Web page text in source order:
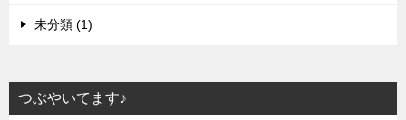
未分類 (1)
つぶやいてます♪